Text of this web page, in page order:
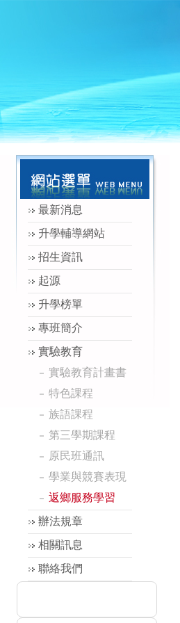
最新消息
升學輔導網站
招生資訊
起源
升學榜單
專班簡介
實驗教育
實驗教育計畫書
特色課程
族語課程
第三學期課程
原民班通訊
學業與競賽表現
返鄉服務學習
辦法規章
相關訊息
聯絡我們